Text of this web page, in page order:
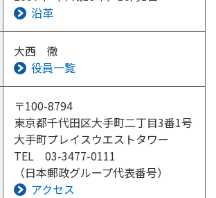
金・手術保険金のご請求
きごとから探す
ュレーション
談ください】企業経営でお悩みの方はこ
ま向け商品一覧
団体取扱い
請求
ついて
沿革
大西 徹
役員一覧
〒100-8794
東京都千代田区大手町二丁目3番1号
大手町プレイスウエストタワー
TEL 03-3477-0111
（日本郵政グループ代表番号）
アクセス